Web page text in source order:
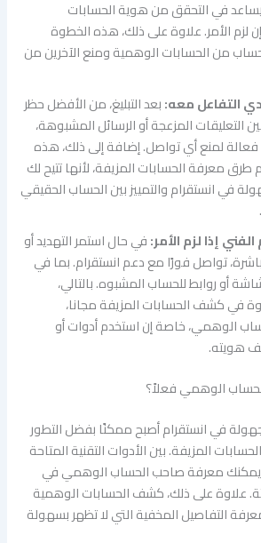
في التحقق من هوية الحسابات
لزم الأمر. علاوة على ذلك، هذه الخطوة
من الحسابات الوهمية ومنع الآخرين من
التفاعل معه:بعد التبليغ، من الأفضل حظر
التعليقات المزعجة أو الرسائل المشبوهة،
لمنع أي تواصل. إضافة إلى ذلك، هذه
معرفة الحسابات المزيفة، لأنها تتيح لك
في انستقرام والتمييز بين الحساب الحقيقي
إذا لزم الأمر:في حال استمر التهديد أو
تواصل فورًا مع دعم انستقرام. بما في
أو روابط للحساب المشبوه. بالتالي،
في كشف الحسابات المزيفة مجانا،
الوهمي، خاصة إن استخدم أدوات أو
هويته.
الوهمي فعلاً؟
في انستقرام أصبح ممكنًا بفضل التطور
المزيفة. بين الأدوات التقنية المتاحة
يمكنك معرفة صاحب الحساب الوهمي في
علاوة على ذلك، كشف الحسابات الوهمية
التفاصيل المخفية التي لا تظهر بسهولة